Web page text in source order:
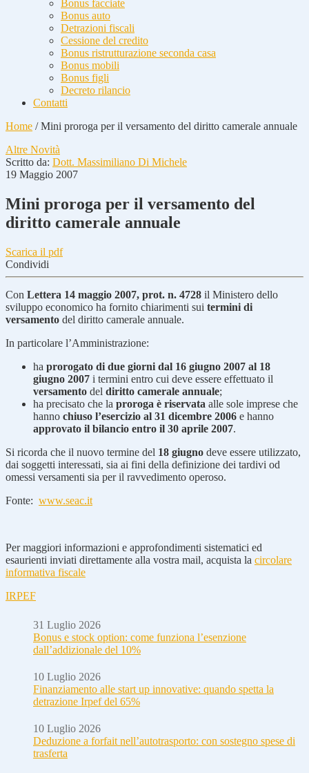
Bonus facciate
Bonus auto
Detrazioni fiscali
Cessione del credito
Bonus ristrutturazione seconda casa
Bonus mobili
Bonus figli
Decreto rilancio
Contatti
Home /Mini proroga per il versamento del diritto camerale annuale
Altre Novità
Scritto da: Dott. Massimiliano Di Michele
19 Maggio 2007
Mini proroga per il versamento del
diritto camerale annuale
Scarica il pdf
Condividi
Con Lettera 14 maggio 2007, prot. n. 4728 il Ministero dello
sviluppo economico ha fornito chiarimenti sui termini di
versamento del diritto camerale annuale.
In particolare l’Amministrazione:
ha prorogato di due giorni dal 16 giugno 2007 al 18
giugno 2007 i termini entro cui deve essere effettuato il
versamento del diritto camerale annuale;
ha precisato che la proroga è riservata alle sole imprese che
hanno chiuso l’esercizio al 31 dicembre 2006 e hanno
approvato il bilancio entro il 30 aprile 2007.
Si ricorda che il nuovo termine del 18 giugno deve essere utilizzato,
dai soggetti interessati, sia ai fini della definizione dei tardivi od
omessi versamenti sia per il ravvedimento operoso.
Fonte: www.seac.it
Per maggiori informazioni e approfondimenti sistematici ed
esaurienti inviati direttamente alla vostra mail, acquista la circolare
informativa fiscale
IRPEF
31 Luglio 2026
Bonus e stock option: come funziona l’esenzione
dall’addizionale del 10%
10 Luglio 2026
Finanziamento alle start up innovative: quando spetta la
detrazione Irpef del 65%
10 Luglio 2026
Deduzione a forfait nell’autotrasporto: con sostegno spese di
trasferta